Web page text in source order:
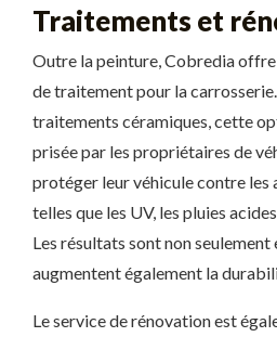
Traitements et
Outre la peinture, Cobredia
de traitement pour la carrosserie.
traitements céramiques, cette
prisée par les propriétaires de
protéger leur véhicule contre les
telles que les UV, les pluies
Les résultats sont non seulement
augmentent également la
Le service de rénovation est